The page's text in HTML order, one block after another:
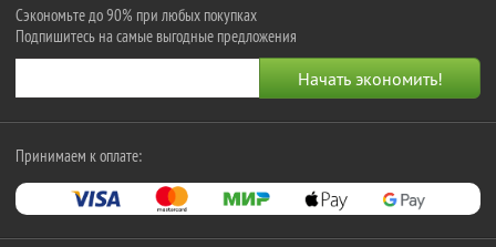
Сэкономьте до 90% при любых покупках
Подпишитесь на самые выгодные предложения
Принимаем к оплате: